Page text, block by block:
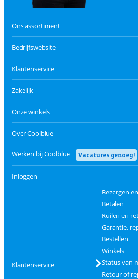
Ons assortiment
Bedrijfswebsite
Klantenservice
Zakelijk
Onze winkels
Over Coolblue
Werken bij Coolblue Vacatures genoeg!
Inloggen
Klantenservice
Bezorgen
Betalen
Ruilen en
Garantie,
Bestellen
Winkels
Status van
Retour of